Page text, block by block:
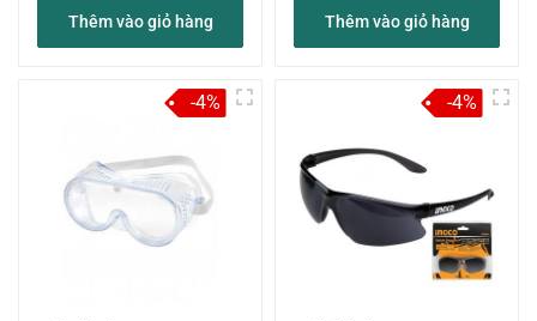
Thêm vào giỏ hàng Thêm vào giỏ hàng
-4% -4%